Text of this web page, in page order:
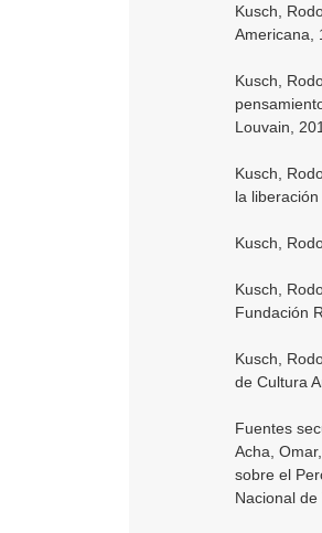
Kusch,
Americana,
Kusch,
Louvain,
Kusch,
la
Kusch,
Kusch,
Fundación
Kusch,
de Cultura
Fuentes
Acha,
sobre el
Nacional de